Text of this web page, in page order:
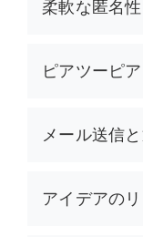
柔軟な匿名性
ピアツーピ
メール送信
アイデアの